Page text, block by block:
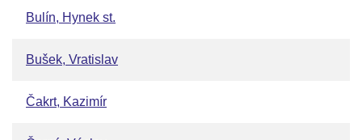
Bulín, Hynek st.
Bušek, Vratislav
Čakrt, Kazimír